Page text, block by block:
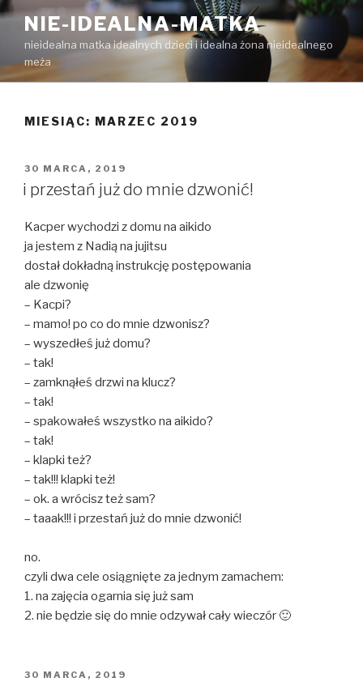
Przejdź
treści
NIE-IDEALNA-MATKA
nieidealna matka idealnych dzieci i idealna żona nieidealnego
meża
MIESIĄC: MARZEC 2019
OPUBLIKOWANE
W
30 MARCA, 2019
i przestań już do mnie dzwonić!
Kacper wychodzi z domu na aikido
ja jestem z Nadią na jujitsu
dostał dokładną instrukcję postępowania
ale dzwonię
– Kacpi?
– mamo! po co do mnie dzwonisz?
– wyszedłeś już domu?
– tak!
– zamknąłeś drzwi na klucz?
– tak!
– spakowałeś wszystko na aikido?
– tak!
– klapki też?
– tak!!! klapki też!
– ok. a wrócisz też sam?
– taaak!!! i przestań już do mnie dzwonić!
no.
czyli dwa cele osiągnięte za jednym zamachem:
1. na zajęcia ogarnia się już sam
2. nie będzie się do mnie odzywał cały wieczór 🙂
OPUBLIKOWANE
30 MARCA, 2019